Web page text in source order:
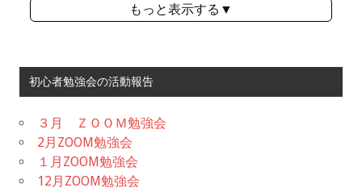
もっと表示する▼
初心者勉強会の活動報告
３月 ＺＯＯＭ勉強会
2月ZOOM勉強会
１月ZOOM勉強会
12月ZOOM勉強会